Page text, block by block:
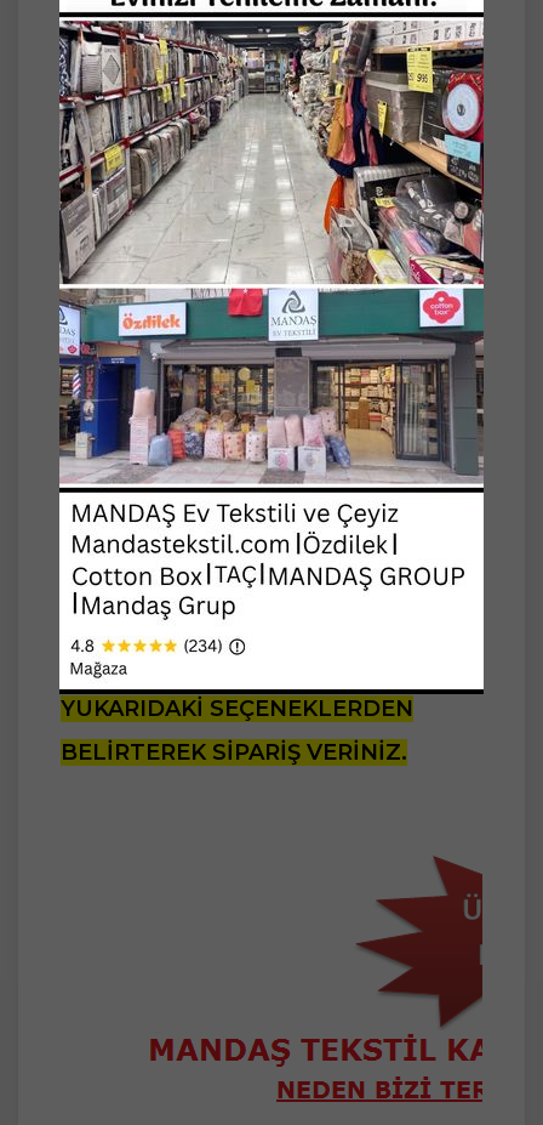
kollarını da örter.
Piyasadaki standart 3 lü çekyatlara göre
hazırlanmıştır.
Ürün çekme payı hesaplanarak
hazırlanmaktadır. Piyasanın gramajlı ve en
iyi dokunan ürünlerindendir.
İstediğiniz kadar adette sipariş
verebilirsiniz.
*Dört tarak ve kesme şeker desenlidir.
Stok durumuna göre gönderilecektir.
*Karışık renkli olan örtünün renkleri
farklılık gösterebilir.
Lütfen 30 derecede yıkayınız.
NOT: DEĞERLİ MÜŞTERİMİZ,
LÜTFEN İSTEDİĞİNİZ RENGİ
YUKARIDAKİ SEÇENEKLERDEN
BELİRTEREK SİPARİŞ VERİNİZ.